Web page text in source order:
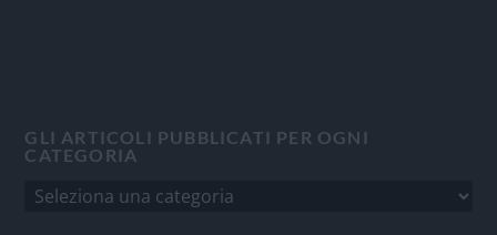
GLI ARTICOLI PUBBLICATI PER OGNI
CATEGORIA